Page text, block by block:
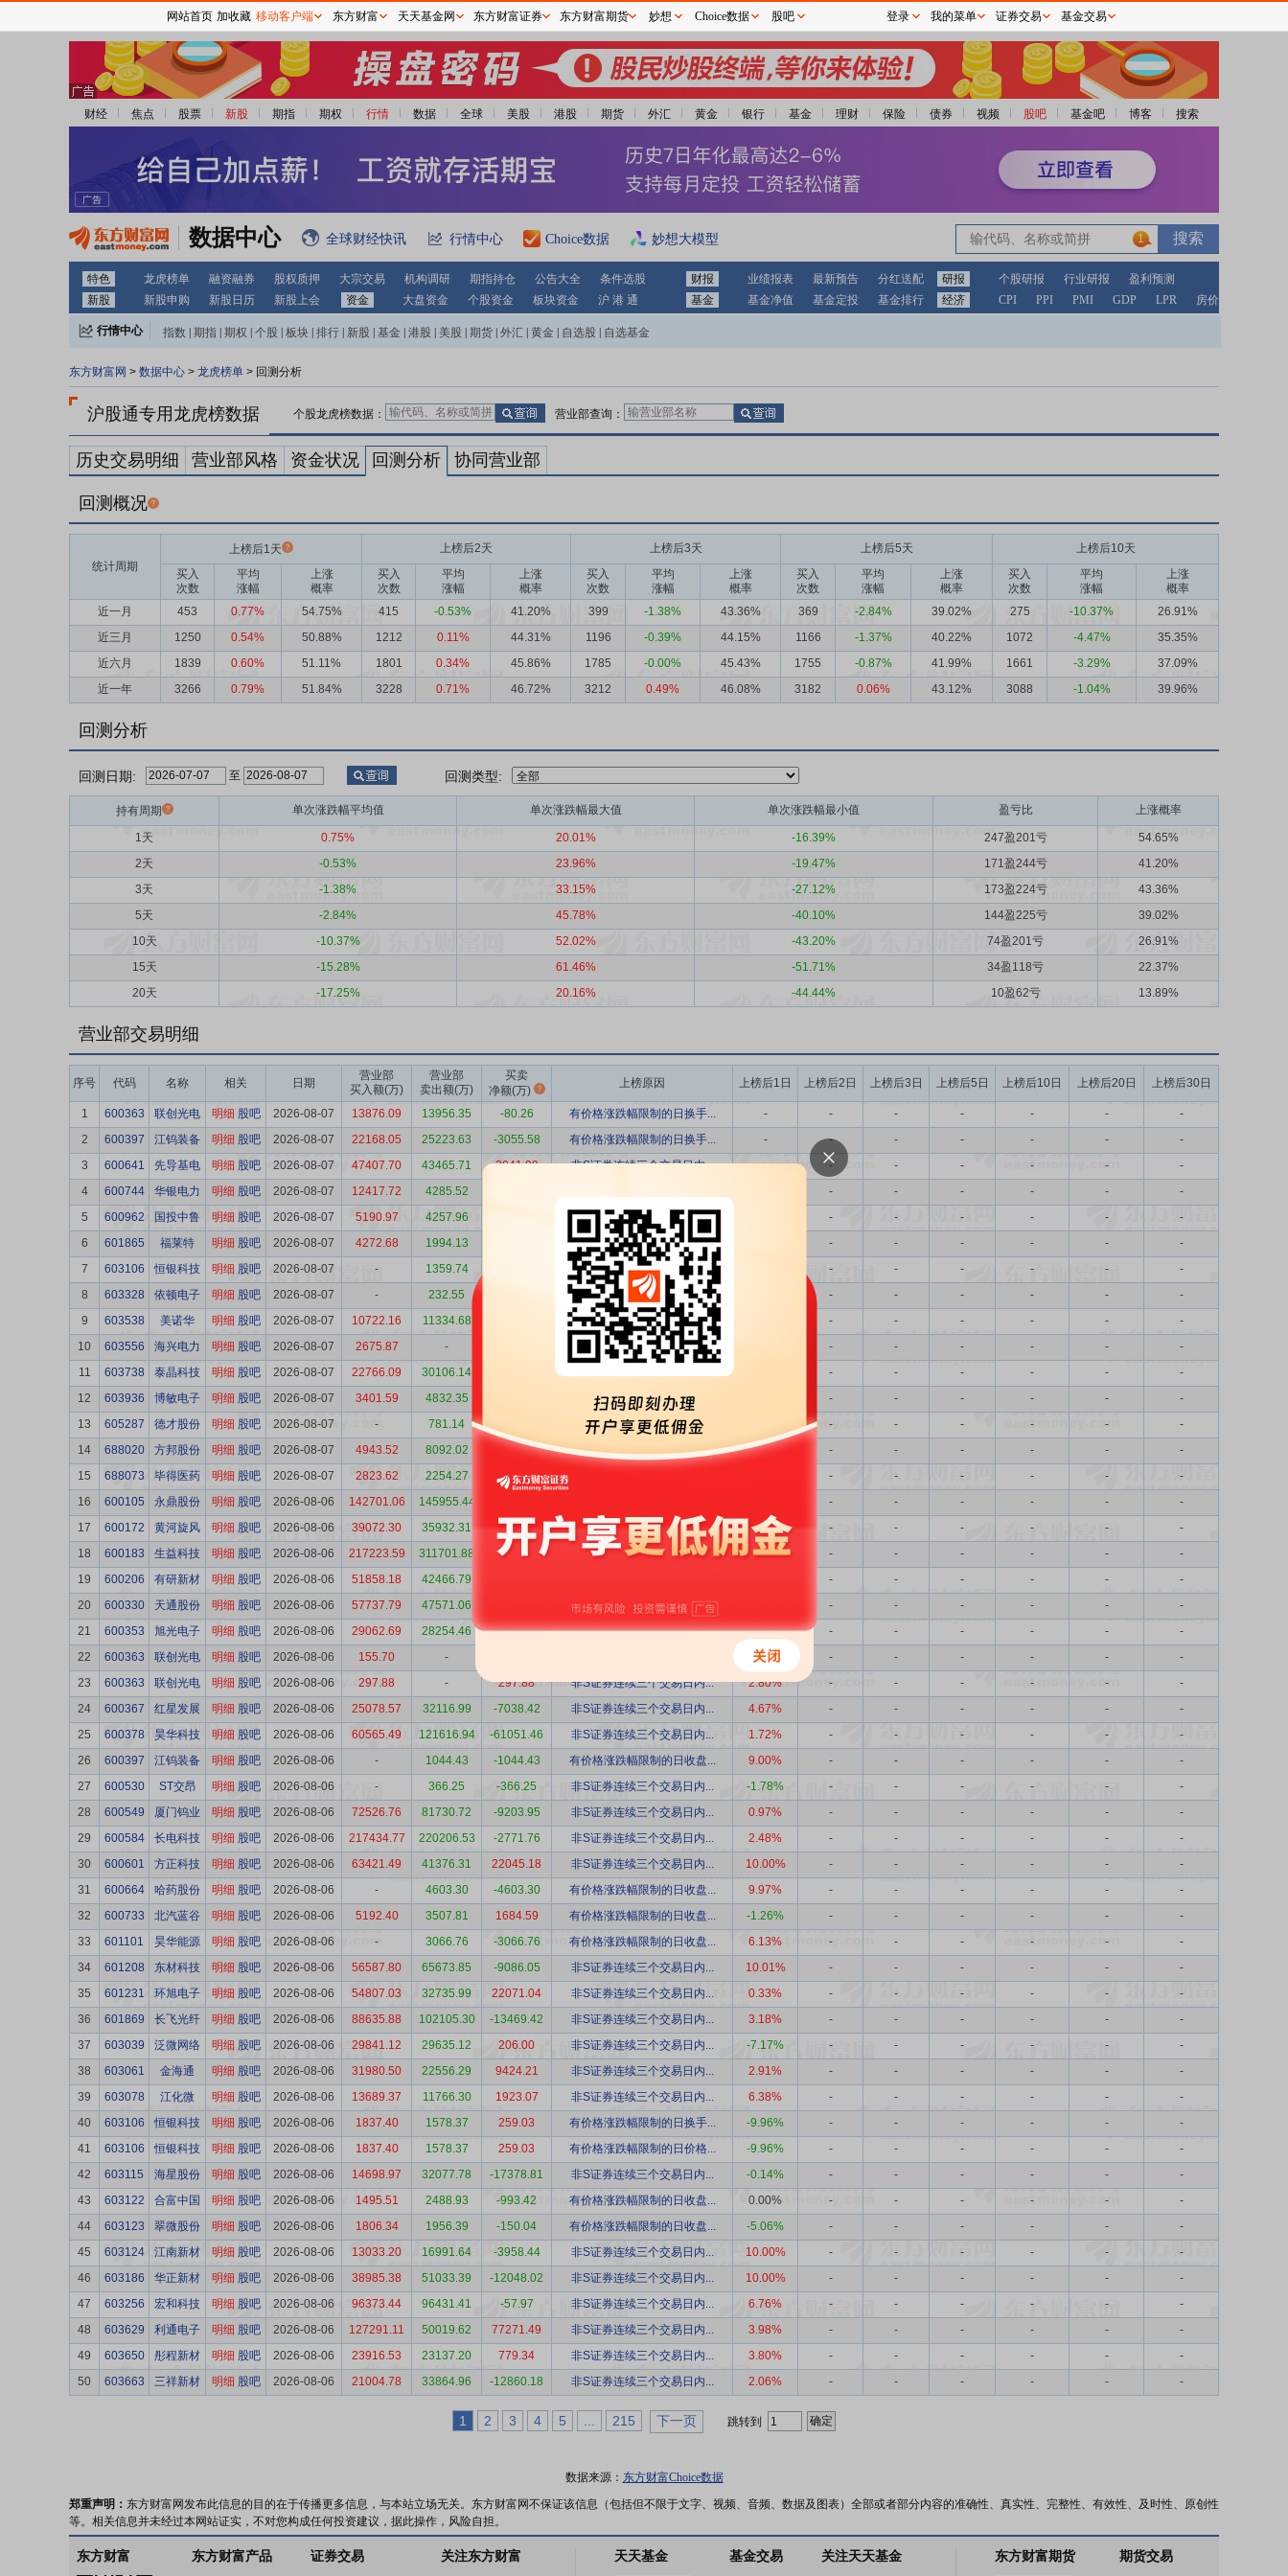
财经 焦点 股票 新股 期指 期权 行情 数据 全球 美股 港股 期货 外汇 黄金 银行 基金 理财 保险 债券 视频 股吧 基金吧 博客 搜索
数据中心 全球财经快讯 行情中心 Choice数据 妙想大模型 1
特色 龙虎榜单 融资融券 股权质押 大宗交易 机构调研 期指持仓 公告大全 条件选股 财报 业绩报表 最新预告 分红送配 研报 个股研报 行业研报
盈利预测
新股
新股申购 新股日历 新股上会 资金 大盘资金 个股资金 板块资金 沪 港 通 基金 基金净值 基金定投 基金排行 经济 CPI PPI PMI GDP LPR 房价
行情中心 指数 期指 期权 个股 板块 排行 新股 基金 港股 美股 期货 外汇 黄金 自选股 自选基金
东方财富网 > 数据中心 > 龙虎榜单 > 回测分析
沪股通专用龙虎榜数据 个股龙虎榜数据： 营业部查询：
历史交易明细 营业部风格 资金状况 回测分析 协同营业部
回测概况
统计周期
上榜后1天 上榜后2天 上榜后3天 上榜后5天
上榜后10天
买入
次数
平均
涨幅
上涨
概率
买入
次数
平均
涨幅
上涨
概率
买入
次数
平均
涨幅
上涨
概率
买入
次数
平均
涨幅
上涨
概率
买入
次数
平均
涨幅
上涨
概率
近一月
453 0.77% 54.75% 415 -0.53% 41.20% 399 -1.38% 43.36% 369 -2.84% 39.02% 275 -10.37%
26.91%
近三月
1250 0.54% 50.88% 1212 0.11% 44.31% 1196 -0.39% 44.15% 1166 -1.37% 40.22% 1072 -4.47%
35.35%
近六月
1839 0.60% 51.11% 1801 0.34% 45.86% 1785 -0.00% 45.43% 1755 -0.87% 41.99% 1661 -3.29%
37.09%
近一年
3266 0.79% 51.84% 3228 0.71% 46.72% 3212 0.49% 46.08% 3182 0.06% 43.12% 3088 -1.04% 39.96%
回测分析
回测日期: 至 回测类型:
持有周期 单次涨跌幅平均值 单次涨跌幅最大值 单次涨跌幅最小值 盈亏比 上涨概率
1天 0.75% 20.01% -16.39% 247盈201亏
54.65%
2天
-0.53% 23.96% -19.47% 171盈244亏
41.20%
3天
-1.38% 33.15% -27.12% 173盈224亏
43.36%
5天
-2.84% 45.78% -40.10% 144盈225亏
39.02%
10天
-10.37% 52.02% -43.20% 74盈201亏
26.91%
15天
-15.28% 61.46% -51.71% 34盈118亏
22.37%
20天
-17.25% 20.16% -44.44% 10盈62亏 13.89%
营业部交易明细
序号 代码 名称 相关 日期
营业部
买入额(万)
营业部
卖出额(万)
买卖
净额(万)
上榜原因 上榜后1日 上榜后2日 上榜后3日 上榜后5日 上榜后10日 上榜后20日 上榜后30日
1 600363 联创光电 明细 股吧 2026-08-07 13876.09 13956.35 -80.26 有价格涨跌幅限制的日换手... - - - - - -
-
2
600397 江钨装备 明细 股吧 2026-08-07 22168.05 25223.63 -3055.58 有价格涨跌幅限制的日换手... - - - - - -
-
3
600641 先导基电 明细 股吧 2026-08-07 47407.70 43465.71 3941.99 非S证券连续三个交易日内... - - - - - -
-
4
600744 华银电力 明细 股吧 2026-08-07 12417.72 4285.52 - - - - -
-
5
600962 国投中鲁 明细 股吧 2026-08-07 5190.97 4257.96 有价格涨跌幅限制的日收盘... - - - - -
-
6
601865 福莱特 明细 股吧 2026-08-07 4272.68 1994.13 有价格涨跌幅限制的日收盘... - - - - -
-
7
603106 恒银科技 明细 股吧 2026-08-07 - 1359.74 有价格涨跌幅限制的日收盘... - - - - -
-
8
603328 依顿电子 明细 股吧 2026-08-07 - 232.55 有价格涨跌幅限制的日收盘... - - - - -
-
9
603538 美诺华 明细 股吧 2026-08-07 10722.16 11334.68 有价格涨跌幅限制的日换手... - - - - -
-
10
603556 海兴电力 明细 股吧 2026-08-07 2675.87 - 有价格涨跌幅限制的日收盘... - - - - -
-
11
603738 泰晶科技 明细 股吧 2026-08-07 22766.09 30106.14 - - - - -
-
12
603936 博敏电子 明细 股吧 2026-08-07 3401.59 4832.35 有价格涨跌幅限制的日收盘... - - - - -
-
13
605287 德才股份 明细 股吧 2026-08-07 - 781.14 有价格涨跌幅限制的日价格... - - - - -
-
14
688020 方邦股份 明细 股吧 2026-08-07 4943.52 8092.02 -3148.50 有价格涨跌幅限制的日收盘... - - - - - -
-
15
688073 毕得医药 明细 股吧 2026-08-07 2823.62 2254.27 569.35 - - - - -
-
16
600105 永鼎股份 明细 股吧 2026-08-06 142701.06 145955.44 - - - - -
-
17
600172 黄河旋风 明细 股吧 2026-08-06 39072.30 35932.31 3139.99 非S证券连续三个交易日内... 3.75% - - - - -
-
18
600183 生益科技 明细 股吧 2026-08-06 217223.59 311701.88 -94478.29 非S证券连续三个交易日内... 10.00% - - - - -
-
19
600206 有研新材 明细 股吧 2026-08-06 51858.18 42466.79 - - - - -
-
20
600330 天通股份 明细 股吧 2026-08-06 57737.79 47571.06 非S证券连续三个交易日内... - - - - -
-
21
600353 旭光电子 明细 股吧 2026-08-06 29062.69 28254.46 808.23 非S证券连续三个交易日内... 5.85% - - - - -
-
22
600363 联创光电 明细 股吧 2026-08-06 155.70 - 2.80% - - - - -
-
23
600363 联创光电 明细 股吧 2026-08-06 297.88 - 297.88 非S证券连续三个交易日内... 2.80% - - - - -
-
24
600367 红星发展 明细 股吧 2026-08-06 25078.57 32116.99 -7038.42 非S证券连续三个交易日内... 4.67% - - - - -
-
25
600378 昊华科技 明细 股吧 2026-08-06 60565.49 121616.94 -61051.46 非S证券连续三个交易日内... 1.72% - - - - -
-
26
600397 江钨装备 明细 股吧 2026-08-06 - 1044.43 -1044.43 有价格涨跌幅限制的日收盘... 9.00% - - - - -
-
27
600530 ST交昂 明细 股吧 2026-08-06 - 366.25 -366.25 非S证券连续三个交易日内... -1.78% - - - - -
-
28
600549 厦门钨业 明细 股吧 2026-08-06 72526.76 81730.72 -9203.95 非S证券连续三个交易日内... 0.97% - - - - -
-
29
600584 长电科技 明细 股吧 2026-08-06 217434.77 220206.53 -2771.76 非S证券连续三个交易日内... 2.48% - - - - -
-
30
600601 方正科技 明细 股吧 2026-08-06 63421.49 41376.31 22045.18 非S证券连续三个交易日内... 10.00% - - - - -
-
31
600664 哈药股份 明细 股吧 2026-08-06 - 4603.30 -4603.30 有价格涨跌幅限制的日收盘... 9.97% - - - - -
-
32
600733 北汽蓝谷 明细 股吧 2026-08-06 5192.40 3507.81 1684.59 有价格涨跌幅限制的日收盘... -1.26% - - - - -
-
33
601101 昊华能源 明细 股吧 2026-08-06 - 3066.76 -3066.76 有价格涨跌幅限制的日收盘... 6.13% - - - - -
-
34
601208 东材科技 明细 股吧 2026-08-06 56587.80 65673.85 -9086.05 非S证券连续三个交易日内... 10.01% - - - - -
-
35
601231 环旭电子 明细 股吧 2026-08-06 54807.03 32735.99 22071.04 非S证券连续三个交易日内... 0.33% - - - - -
-
36
601869 长飞光纤 明细 股吧 2026-08-06 88635.88 102105.30 -13469.42 非S证券连续三个交易日内... 3.18% - - - - -
-
37
603039 泛微网络 明细 股吧 2026-08-06 29841.12 29635.12 206.00 非S证券连续三个交易日内... -7.17% - - - - -
-
38
603061 金海通 明细 股吧 2026-08-06 31980.50 22556.29 9424.21 非S证券连续三个交易日内... 2.91% - - - - -
-
39
603078 江化微 明细 股吧 2026-08-06 13689.37 11766.30 1923.07 非S证券连续三个交易日内... 6.38% - - - - -
-
40
603106 恒银科技 明细 股吧 2026-08-06 1837.40 1578.37 259.03 有价格涨跌幅限制的日换手... -9.96% - - - - -
-
41
603106 恒银科技 明细 股吧 2026-08-06 1837.40 1578.37 259.03 有价格涨跌幅限制的日价格... -9.96% - - - - -
-
42
603115 海星股份 明细 股吧 2026-08-06 14698.97 32077.78 -17378.81 非S证券连续三个交易日内... -0.14% - - - - -
-
43
603122 合富中国 明细 股吧 2026-08-06 1495.51 2488.93 -993.42 有价格涨跌幅限制的日收盘... 0.00% - - - - -
-
44
603123 翠微股份 明细 股吧 2026-08-06 1806.34 1956.39 -150.04 有价格涨跌幅限制的日收盘... -5.06% - - - - -
-
45
603124 江南新材 明细 股吧 2026-08-06 13033.20 16991.64 -3958.44 非S证券连续三个交易日内... 10.00% - - - - -
-
46
603186 华正新材 明细 股吧 2026-08-06 38985.38 51033.39 -12048.02 非S证券连续三个交易日内... 10.00% - - - - -
-
47
603256 宏和科技 明细 股吧 2026-08-06 96373.44 96431.41 -57.97 非S证券连续三个交易日内... 6.76% - - - - -
-
48
603629 利通电子 明细 股吧 2026-08-06 127291.11 50019.62 77271.49 非S证券连续三个交易日内... 3.98% - - - - -
-
49
603650 彤程新材 明细 股吧 2026-08-06 23916.53 23137.20 779.34 非S证券连续三个交易日内... 3.80% - - - - -
-
50
603663 三祥新材 明细 股吧 2026-08-06 21004.78 33864.96 -12860.18 非S证券连续三个交易日内... 2.06% - - - - - -
1 2 3 4 5 215 下一页 跳转到
数据来源： 东方财富Choice数据
郑重声明： 东方财富网发布此信息的目的在于传播更多信息，与本站立场无关。东方财富网不保证该信息（包括但不限于文字、视频、音频、数据及图表）全部或者部分内容的准确性、真实性、完整性、有效性、及时性、原创性
等。相关信息并未经过本网站证实，不对您构成任何投资建议，据此操作，风险自担。
网站首页 加收藏 移动客户端 东方财富 天天基金网 东方财富证券 东方财富期货 妙想 Choice数据 股吧 登录 我的菜单 证券交易 基金交易